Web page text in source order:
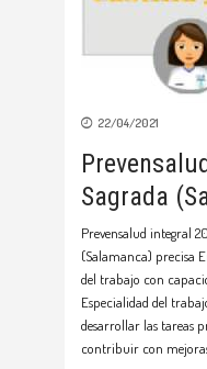
22/04/2021
Sagrada
Prevensalud integral
(Salamanca) precisa
del trabajo con
Especialidad del
desarrollar las tareas
contribuir con